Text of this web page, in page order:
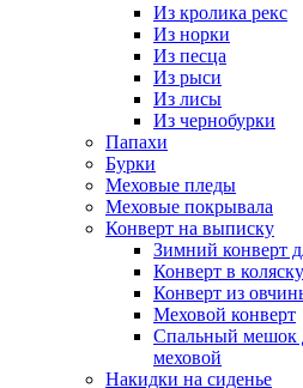
Из кролика рекс
Из норки
Из песца
Из рыси
Из лисы
Из чернобурки
Папахи
Бурки
Меховые пледы
Меховые покрывала
Конверт на выписку
Зимний конверт
Конверт в коляску
Конверт из
Меховой конверт
Спальный мешок
меховой
Накидки на сиденье